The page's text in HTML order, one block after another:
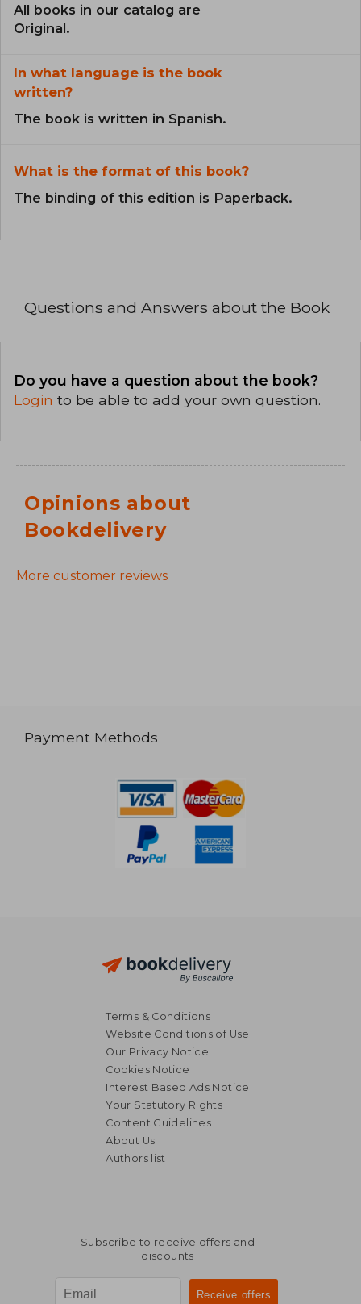
All books in our catalog are
Original.
In what language is the book
written?
The book is written in Spanish.
What is the format of this book?
The binding of this edition is Paperback.
Questions and Answers about the Book
Do you have a question about the book?
Login to be able to add your own question.
Opinions about
Bookdelivery
More customer reviews
Payment Methods
Terms & Conditions
Website Conditions of Use
Our Privacy Notice
Cookies Notice
Interest Based Ads Notice
Your Statutory Rights
Content Guidelines
About Us
Authors list
Subscribe to receive offers and
discounts